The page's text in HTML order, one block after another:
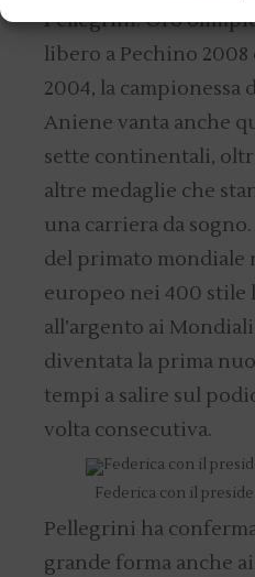
Pellegrini. Oro
libero a Pechino
2004, la
Aniene vanta anche
sette continentali,
altre medaglie che
una carriera da
del primato mondiale
europeo nei 400 stile
all’argento ai Mondiali
diventata la prima
tempi a salire sul
volta consecutiva.
Federica con il
Pellegrini ha
grande forma anche